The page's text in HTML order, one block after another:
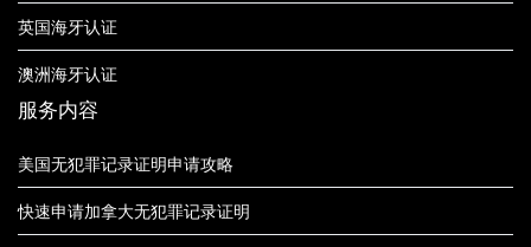
英国海牙认证
澳洲海牙认证
服务内容
美国无犯罪记录证明申请攻略
快速申请加拿大无犯罪记录证明